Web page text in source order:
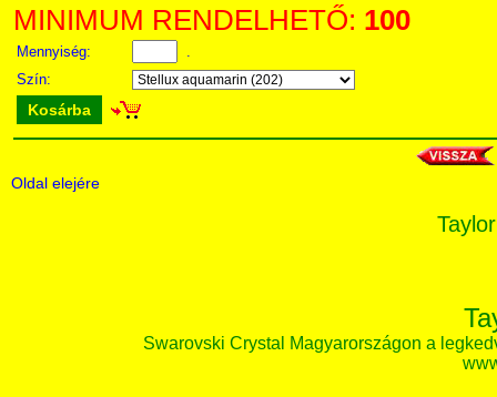
MINIMUM RENDELHETŐ: 100
Mennyiség:
.
Szín:
Kosárba
Oldal elejére
Swarovski Crystal Magyarországon a